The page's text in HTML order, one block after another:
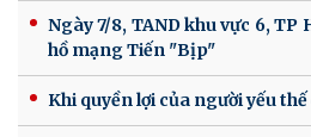
Ngày 7/8, TAND khu vực 6,
hồ mạng Tiến "Bịp"
Khi quyền lợi của người yếu